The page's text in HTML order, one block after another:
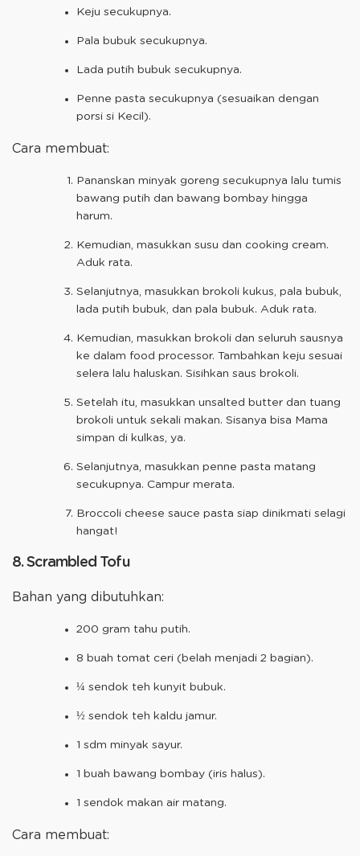
Keju secukupnya.
Pala bubuk secukupnya.
Lada putih bubuk secukupnya.
Penne pasta secukupnya (sesuaikan dengan
porsi si Kecil).
Cara membuat:
Pananskan minyak goreng secukupnya lalu tumis
bawang putih dan bawang bombay hingga
harum.
Kemudian, masukkan susu dan cooking cream.
Aduk rata.
Selanjutnya, masukkan brokoli kukus, pala bubuk,
lada putih bubuk, dan pala bubuk. Aduk rata.
Kemudian, masukkan brokoli dan seluruh sausnya
ke dalam food processor. Tambahkan keju sesuai
selera lalu haluskan. Sisihkan saus brokoli.
Setelah itu, masukkan unsalted butter dan tuang
brokoli untuk sekali makan. Sisanya bisa Mama
simpan di kulkas, ya.
Selanjutnya, masukkan penne pasta matang
secukupnya. Campur merata.
Broccoli cheese sauce pasta siap dinikmati selagi
hangat!
8. Scrambled Tofu
Bahan yang dibutuhkan:
200 gram tahu putih.
8 buah tomat ceri (belah menjadi 2 bagian).
¼ sendok teh kunyit bubuk.
½ sendok teh kaldu jamur.
1 sdm minyak sayur.
1 buah bawang bombay (iris halus).
1 sendok makan air matang.
Cara membuat: